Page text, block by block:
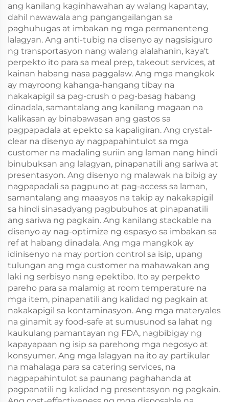
ang kanilang kaginhawahan ay walang kapantay,
dahil nawawala ang pangangailangan sa
paghuhugas at imbakan ng mga permanenteng
lalagyan. Ang anti-tubig na disenyo ay nagsisiguro
ng transportasyon nang walang alalahanin, kaya't
perpekto ito para sa meal prep, takeout services, at
kainan habang nasa paggalaw. Ang mga mangkok
ay mayroong kahanga-hangang tibay na
nakakapigil sa pag-crush o pag-basag habang
dinadala, samantalang ang kanilang magaan na
kalikasan ay binabawasan ang gastos sa
pagpapadala at epekto sa kapaligiran. Ang crystal-
clear na disenyo ay nagpapahintulot sa mga
customer na madaling suriin ang laman nang hindi
binubuksan ang lalagyan, pinapanatili ang sariwa at
presentasyon. Ang disenyo ng malawak na bibig ay
nagpapadali sa pagpuno at pag-access sa laman,
samantalang ang maaayos na takip ay nakakapigil
sa hindi sinasadyang pagbubuhos at pinapanatili
ang sariwa ng pagkain. Ang kanilang stackable na
disenyo ay nag-optimize ng espasyo sa imbakan sa
ref at habang dinadala. Ang mga mangkok ay
idinisenyo na may portion control sa isip, upang
tulungan ang mga customer na mahawakan ang
laki ng serbisyo nang epektibo. Ito ay perpekto
pareho para sa malamig at room temperature na
mga item, pinapanatili ang kalidad ng pagkain at
nakakapigil sa kontaminasyon. Ang mga materyales
na ginamit ay food-safe at sumusunod sa lahat ng
kaukulang pamantayan ng FDA, nagbibigay ng
kapayapaan ng isip sa parehong mga negosyo at
konsyumer. Ang mga lalagyan na ito ay partikular
na mahalaga para sa catering services, na
nagpapahintulot sa paunang paghahanda at
pagpanatili ng kalidad ng presentasyon ng pagkain.